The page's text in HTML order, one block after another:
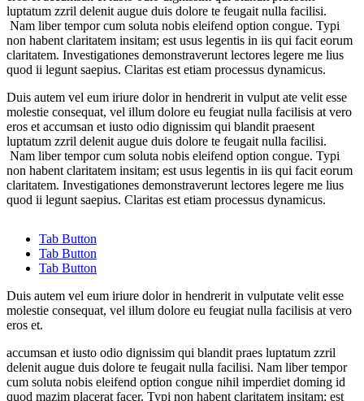
luptatum zzril delenit augue duis dolore te feugait nulla facilisi.
Nam liber tempor cum soluta nobis eleifend option congue. Typi
non habent claritatem insitam; est usus legentis in iis qui facit eorum
claritatem. Investigationes demonstraverunt lectores legere me lius
quod ii legunt saepius. Claritas est etiam processus dynamicus.
Duis autem vel eum iriure dolor in hendrerit in vulput ate velit esse
molestie consequat, vel illum dolore eu feugiat nulla facilisis at vero
eros et accumsan et iusto odio dignissim qui blandit praesent
luptatum zzril delenit augue duis dolore te feugait nulla facilisi.
Nam liber tempor cum soluta nobis eleifend option congue. Typi
non habent claritatem insitam; est usus legentis in iis qui facit eorum
claritatem. Investigationes demonstraverunt lectores legere me lius
quod ii legunt saepius. Claritas est etiam processus dynamicus.
Tab Button
Tab Button
Tab Button
Duis autem vel eum iriure dolor in hendrerit in vulputate velit esse
molestie consequat, vel illum dolore eu feugiat nulla facilisis at vero
eros et.
accumsan et iusto odio dignissim qui blandit praes luptatum zzril
delenit augue duis dolore te feugait nulla facilisi. Nam liber tempor
cum soluta nobis eleifend option congue nihil imperdiet doming id
quod mazim placerat facer. Typi non habent claritatem insitam; est